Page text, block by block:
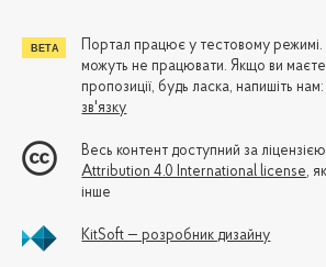
Портал працює у тестовому режимі.
можуть не працювати. Якщо ви
пропозиції, будь ласка, напишіть нам:
зв'язку
Весь контент доступний за ліцензією
Attribution 4.0 International license,
інше
KitSoft — розробник дизайну